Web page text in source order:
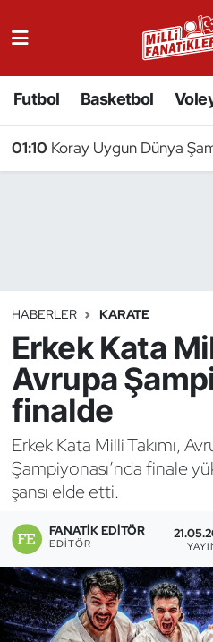
Futbol Basketbol
01:10 Koray Uygun Dünya
HABERLER KARATE
Erkek Kata
Avrupa
finalde
Erkek Kata Milli Takımı,
Şampiyonası’nda finale
şansı elde etti.
FANATIK EDITÖR
EDITÖR
Badminton
Binicilik
Bisiklet
Boks
Briç
Buz Hokeyi
Buz Pateni